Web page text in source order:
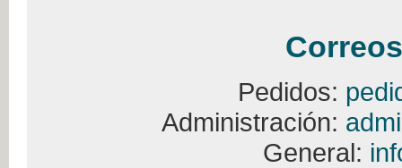
Pedidos:
Administración:
General: